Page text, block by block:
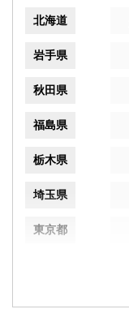
北海道
岩手県
秋田県
福島県
栃木県
埼玉県
東京都